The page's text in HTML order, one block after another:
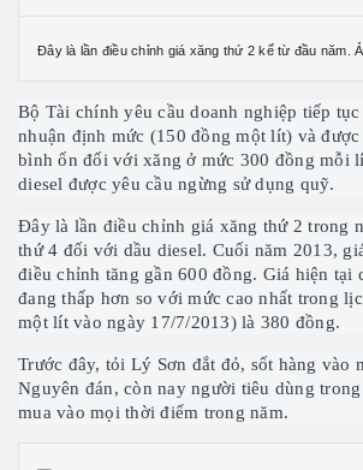
Đây là lần điều chỉnh giá xăng thứ 2 kể từ đầu năm.
Bộ Tài chính yêu cầu doanh nghiệp tiếp
nhuận định mức (150 đồng một lít) và
bình ổn đối với xăng ở mức 300 đồng mỗi
diesel được yêu cầu ngừng sử dụng quỹ.
Đây là lần điều chỉnh giá xăng thứ 2 trong
thứ 4 đối với dầu diesel. Cuối năm 2013,
điều chỉnh tăng gần 600 đồng. Giá hiện tại
đang thấp hơn so với mức cao nhất trong
một lít vào ngày 17/7/2013) là 380 đồng.
Trước đây, tỏi Lý Sơn đắt đỏ, sốt hàng vào
Nguyên đán, còn nay người tiêu dùng
mua vào mọi thời điểm trong năm.